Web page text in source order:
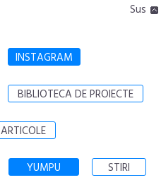
Sus
INSTAGRAM
BIBLIOTECA DE PROIECTE
ARTICOLE
YUMPU STIRI